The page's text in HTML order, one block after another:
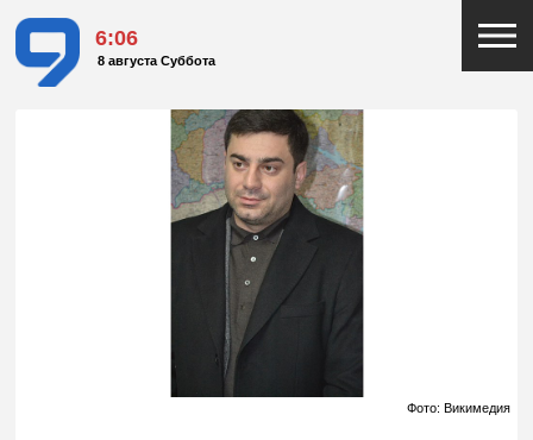
6:06
8 августа Суббота
Фото: Викимедия